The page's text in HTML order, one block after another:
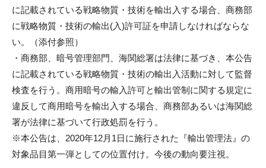
に記載されている戦略物質・技術を輸出入する場合、 商務部
に戦略物質・技術の輸出(入)許可証を申請しなければならな
い。（添付参照）
・商務部、暗号管理部門、海関総署は法律に基づき、 本公告
に記載されている戦略物質・ 技術の輸出入活動に対して監督
検査を行う。 商用暗号の輸入許可と輸出管制に関する規定に
違反して商用暗号を輸出入する場合、 商務部あるいは海関総
署が法律に基づいて行政処罰を行う。
※本公告は、2020年12月1日に施行された『輸出管理法』の
対象品目第一弾としての位置付け。今後の動向要注視。